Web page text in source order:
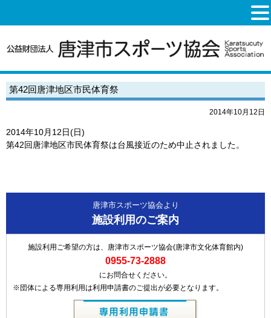
第42回唐津地区市民体育祭
2014年10月12日
2014年10月12日(日)
第42回唐津地区市民体育祭は台風接近のため中止されました。
唐津市スポーツ協会より
施設利用のご案内
施設利用ご希望の方は、唐津市スポーツ協会(唐津市文化体育館内)
0955-73-2888
にお問合せください。
※団体による専用利用は利用申請書のご提出が必要となります。